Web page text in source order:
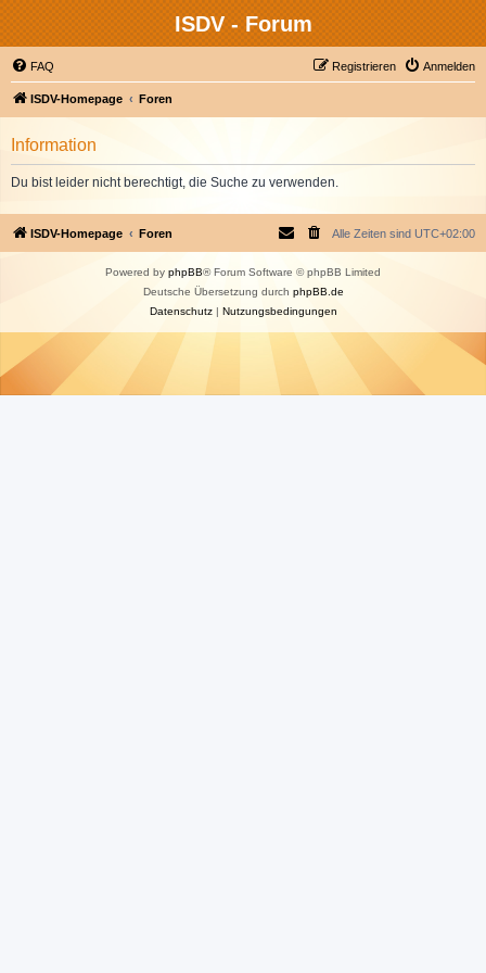
ISDV - Forum
FAQ Anmelden
Registrieren
ISDV-Homepage Foren
Information
Du bist leider nicht berechtigt, die Suche zu verwenden.
ISDV-Homepage Foren Alle Zeiten sind UTC+02:00
Powered by phpBB® Forum Software © phpBB Limited
Deutsche Übersetzung durch phpBB.de
Datenschutz| Nutzungsbedingungen